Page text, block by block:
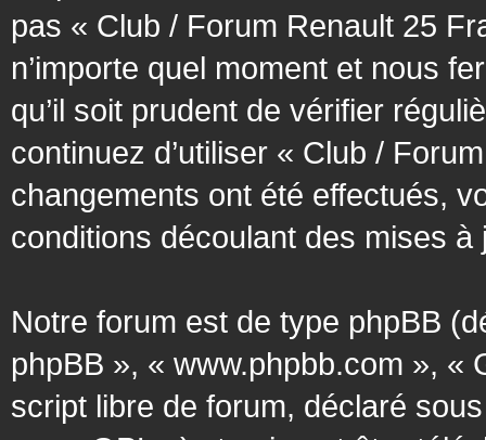
pas « Club / Forum Renault 25
n’importe quel moment et nous
qu’il soit prudent de vérifier
continuez d’utiliser « Club /
changements ont été effectués,
conditions découlant des mises
Notre forum est de type phpBB
phpBB », « www.phpbb.com », «
script libre de forum, déclaré